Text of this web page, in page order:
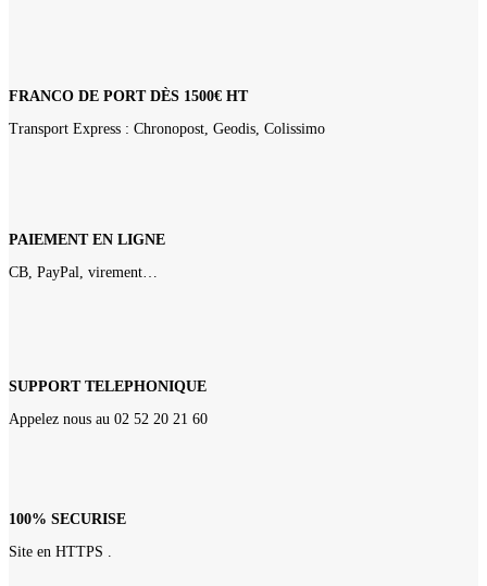
FRANCO DE PORT DÈS 1500€ HT
Transport Express : Chronopost, Geodis, Colissimo
PAIEMENT EN LIGNE
CB, PayPal, virement…
SUPPORT TELEPHONIQUE
Appelez nous au 02 52 20 21 60
100% SECURISE
Site en HTTPS .